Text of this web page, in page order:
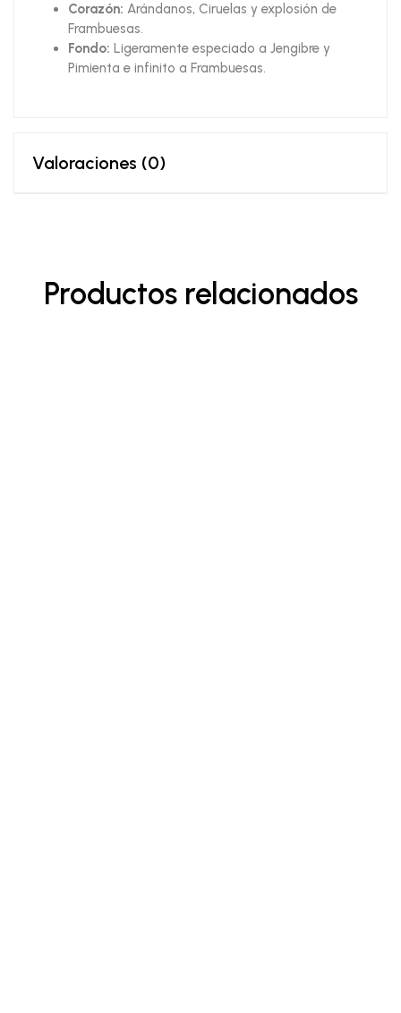
Corazón: Arándanos, Ciruelas y explosión de
Frambuesas.
Fondo: Ligeramente especiado a Jengibre y
Pimienta e infinito a Frambuesas.
Valoraciones (0)
Productos relacionados